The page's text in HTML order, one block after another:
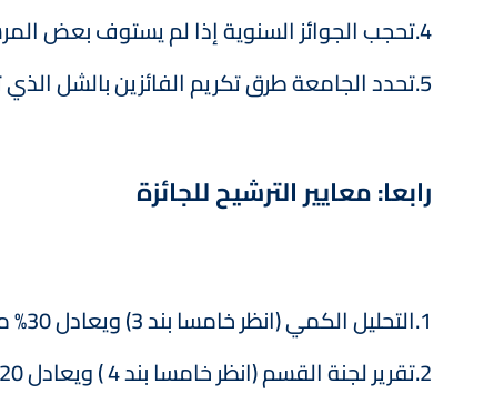
4.تحجب الجوائز السنوية إذا لم يستوف بعض المرشحين شروطها.
5.تحدد الجامعة طرق تكريم الفائزين بالشل الذي تراه مناسبا ولائقا.
رابعا: معايير الترشيح للجائزة
1.التحليل الكمي (انظر خامسا بند 3) ويعادل 30% من التقييم الكلي ويسمي (ت) – (من مهام لجنة القسم).
2.تقرير لجنة القسم (انظر خامسا بند 4 ) ويعادل 20% من التقييم الكلي ويسمى (ق) – (من مهام لجنة القسم).